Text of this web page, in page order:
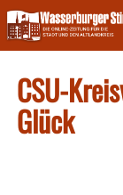
Skip
to
content
CSU-